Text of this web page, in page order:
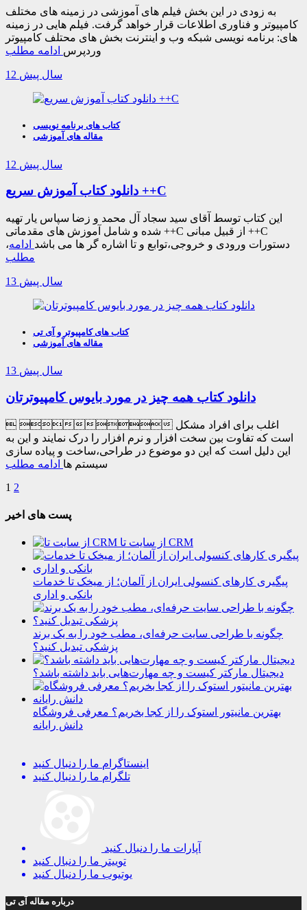
به زودی در این بخش فیلم های آموزشی در زمینه های مختلف
کامپیوتر و فناوری اطلاعات قرار خواهد گرفت. فیلم هایی در زمینه
های: برنامه نویسی شبکه وب و اینترنت بخش های محتلف کامپیوتر
وردپرس ادامه مطلب
12 سال پیش
کتاب های برنامه نویسی
مقاله های آموزشی
12 سال پیش
دانلود کتاب آموزش سریع ++C
این کتاب توسط آقای سید سجاد آل محمد و زضا سپاس یار تهیه
شده و شامل آموزش های مقدماتی ++C از قبیل مبانی ++C
،دستورات ورودی و خروجی،توابع و تا اشاره گر ها می باشد ادامه
مطلب
13 سال پیش
کتاب های کامپیوتر و آی تی
مقاله های آموزشی
13 سال پیش
دانلود کتاب همه چیز در مورد بایوس کامپیوترتان
  اغلب برای افراد مشکل
است که تفاوت بین سخت افزار و نرم افزار را درک نمایند و این به
این دلیل است که این دو موضوع در طراحی،ساخت و پیاده سازی
سیستم ها ادامه مطلب
1 2
پست های اخیر
از سایت تا CRM
پیگیری کارهای کنسولی ایران از آلمان؛ از میخک تا خدمات
بانکی و اداری
چگونه با طراحی سایت حرفه‌ای، مطب خود را به یک برند
پزشکی تبدیل کنید؟
دیجیتال مارکتر کیست و چه مهارت‌هایی باید داشته باشد؟
بهترین مانیتور استوک را از کجا بخریم؟ معرفی فروشگاه
دانش رایانه
اینستاگرام ما را دنبال کنید
تلگرام ما را دنبال کنید
آپارات ما را دنبال کنید
توییتر ما را دنبال کنید
یوتیوب ما را دنبال کنید
درباره مقاله آی تی